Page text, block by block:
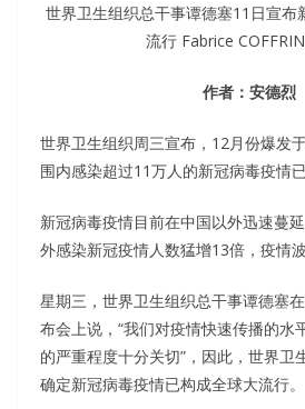
世界卫生组织总干事谭德塞11日宣布
流行 Fabrice
作者：安德烈
世界卫生组织周三宣布，12月份爆发
围内感染超过11万人的新冠病毒疫情已
新冠病毒疫情目前在中国以外迅速蔓
外感染新冠疫情人数猛增13倍，疫情
星期三，世界卫生组织总干事谭德塞
布会上说，“我们对疫情快速传播的水
的严重程度十分关切”，因此，世界卫
确定新冠病毒疫情已构成全球大流行。